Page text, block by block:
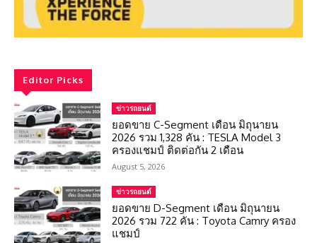
Editor Picks
ข่าวรถยนต์
ยอดขาย C-Segment เดือน มิถุนายน
2026 รวม 1,328 คัน : TESLA Model 3
ครองแชมป์ ติดต่อกัน 2 เดือน
August 5, 2026
ข่าวรถยนต์
ยอดขาย D-Segment เดือน มิถุนายน
2026 รวม 722 คัน : Toyota Camry ครอง
แชมป์